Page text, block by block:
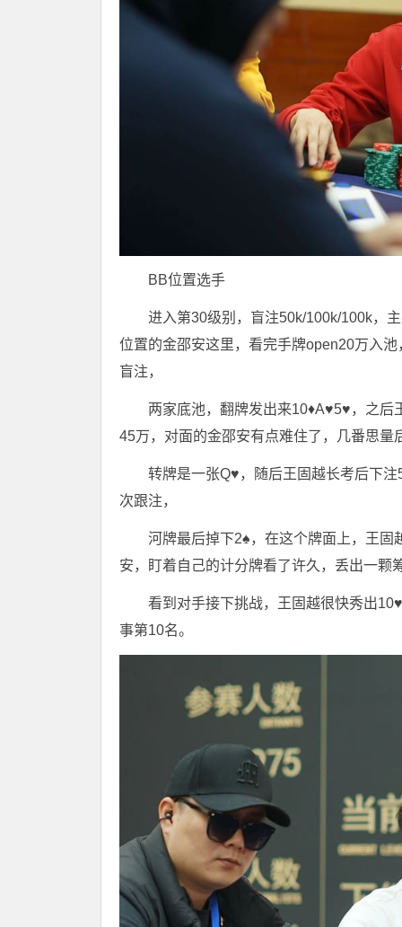
BB位置选手
进入第30级别，盲注50k/100k/100k，
位置的金邵安这里，看完手牌open20万入
盲注，
两家底池，翻牌发出来10♦️A♥️5♥️，之后
45万，对面的金邵安有点难住了，几番思量
转牌是一张Q♥️，随后王固越长考后下
次跟注，
河牌最后掉下2♠️，在这个牌面上，王
安，盯着自己的计分牌看了许久，丢出一颗
看到对手接下挑战，王固越很快秀出
事第10名。